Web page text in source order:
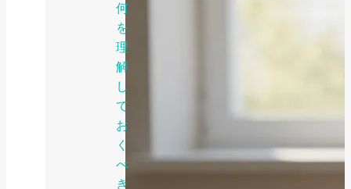
何
を
理
解
し
て
お
く
べ
き